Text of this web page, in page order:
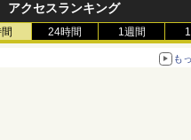
アクセスランキング
24時間 1週間
も